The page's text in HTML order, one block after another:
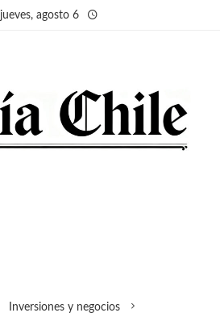
jueves, agosto 6
Inversiones y negocios